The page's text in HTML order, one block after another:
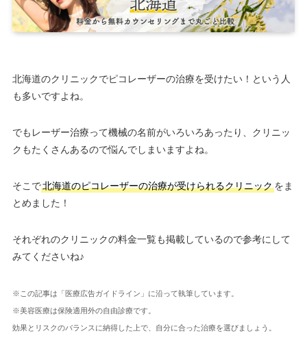
北海道のクリニックでピコレーザーの治療を受けたい！という人
も多いですよね。
でもレーザー治療って機械の名前がいろいろあったり、クリニッ
クもたくさんあるので悩んでしまいますよね。
そこで北海道のピコレーザーの治療が受けられるクリニックをま
とめました！
それぞれのクリニックの料金一覧も掲載しているので参考にして
みてくださいね♪
※この記事は「医療広告ガイドライン」に沿って執筆しています。
※美容医療は保険適用外の自由診療です。
効果とリスクのバランスに納得した上で、自分に合った治療を選びましょう。